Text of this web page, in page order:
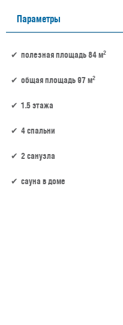
Параметры
полезная площадь 84 м2
общая площадь 97 м2
1.5 этажа
4 спальни
2 санузла
сауна в доме